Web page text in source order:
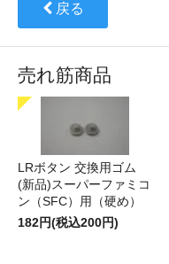
戻る
売れ筋商品
LRボタン 交換用ゴム
(新品)スーパーファミコ
ン（SFC）用（硬め）
182円(税込200円)